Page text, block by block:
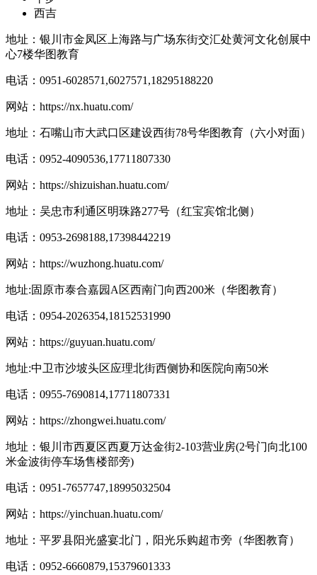
西吉
地址：银川市金凤区上海路与广场东街交汇处黄河文化创展中
心7楼华图教育
电话：0951-6028571,6027571,18295188220
网站： https://nx.huatu.com/
地址：石嘴山市大武口区建设西街78号华图教育（六小对面）
电话：0952-4090536,17711807330
网站： https://shizuishan.huatu.com/
地址：吴忠市利通区明珠路277号（红宝宾馆北侧）
电话：0953-2698188,17398442219
网站： https://wuzhong.huatu.com/
地址:固原市泰合嘉园A区西南门向西200米（华图教育）
电话：0954-2026354,18152531990
网站： https://guyuan.huatu.com/
地址:中卫市沙坡头区应理北街西侧协和医院向南50米
电话：0955-7690814,17711807331
网站： https://zhongwei.huatu.com/
地址：银川市西夏区西夏万达金街2-103营业房(2号门向北100
米金波街停车场售楼部旁)
电话：0951-7657747,18995032504
网站： https://yinchuan.huatu.com/
地址：平罗县阳光盛宴北门，阳光乐购超市旁（华图教育）
电话：0952-6660879,15379601333